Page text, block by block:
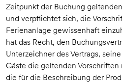
Zeitpunkt der Buchung
und verpflichtet sich, die
Ferienanlage gewissenhaft
hat das Recht, den
Unterzeichner des Vertrags,
Gäste die geltenden
die für die Beschreibung der